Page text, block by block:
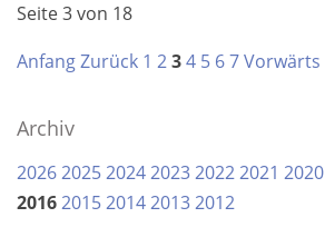
Friedel
Seite 3 von 18
AnfangZurück 1 234 5 67Vorwärts
Archiv
202620252024202320222021 2020
20162015201420132012